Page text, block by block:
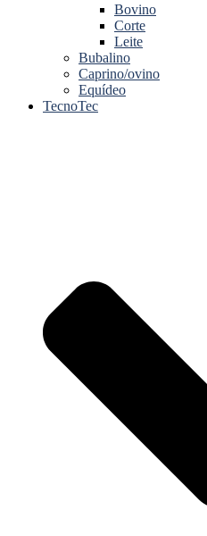
Bovino
Corte
Leite
Bubalino
Caprino/ovino
Equídeo
TecnoTec